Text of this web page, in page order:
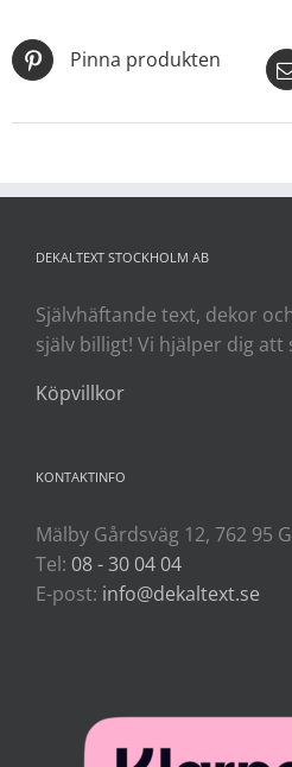
Pinna produkten
DEKALTEXT STOCKHOLM AB
Självhäftande text, dekor
själv billigt! Vi hjälper dig att
Köpvillkor
KONTAKTINFO
Mälby Gårdsväg 12, 762 95
Tel: 08 - 30 04 04
E-post: info@dekaltext.se